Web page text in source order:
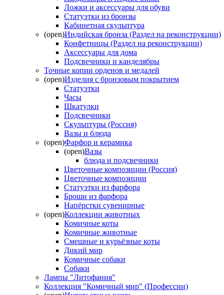
Ложки и аксессуары для обуви
Статуэтки из бронзы
Кабинетная скульптура
(open)Индийская бронза (Раздел на реконструкции)
Конфетницы (Раздел на реконструкции)
Аксессуары для дома
Подсвечники и канделябры
Точные копии орденов и медалей
(open)Изделия с бронзовым покрытием
Статуэтки
Часы
Шкатулки
Подсвечники
Скульптуры (Россия)
Вазы и блюда
(open)Фарфор и керамика
(open)Вазы
блюда и подсвечники
Цветочные композиции (Россия)
Цветочные композиции
Статуэтки из фарфора
Броши из фарфора
Напёрстки сувенирные
(open)Коллекции животных
Комичные коты
Комичные животные
Смешные и курьёзные коты
Дикий мир
Комичные собаки
Собаки
Лампы "Литофания"
Коллекция "Комичный мир" (Профессии)